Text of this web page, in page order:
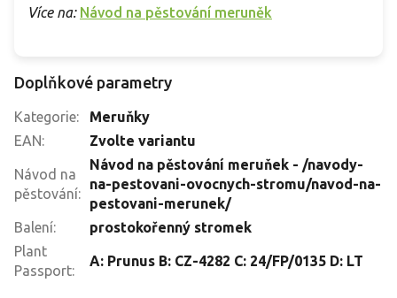
Více na: Návod na pěstování meruněk
Doplňkové parametry
Kategorie:
Meruňky
EAN: Zvolte variantu
Návod na
pěstování:
Návod na pěstování meruňek - /navody-
na-pestovani-ovocnych-stromu/navod-na-
pestovani-merunek/
Balení:
prostokořenný stromek
Plant
Passport:
A: Prunus B: CZ-4282 C: 24/FP/0135 D: LT